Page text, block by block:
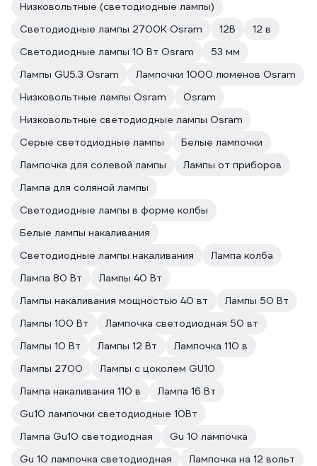
Низковольтные (светодиодные лампы)
Светодиодные лампы 2700K Osram
12В
12 в
Светодиодные лампы 10 Вт Osram
53 мм
Лампы GU5.3 Osram
Лампочки 1000 люменов Osram
Низковольтные лампы Osram
Osram
Низковольтные светодиодные лампы Osram
Серые светодиодные лампы
Белые лампочки
Лампочка для солевой лампы
Лампы от приборов
Лампа для соляной лампы
Светодиодные лампы в форме колбы
Белые лампы накаливания
Светодиодные лампы накаливания
Лампа колба
Лампа 80 Вт
Лампы 40 Вт
Лампы накаливания мощностью 40 вт
Лампы 50 Вт
Лампы 100 Вт
Лампочка светодиодная 50 вт
Лампы 10 Вт
Лампы 12 Вт
Лампочка 110 в
Лампы 2700
Лампы с цоколем GU10
Лампа накаливания 110 в
Лампа 16 Вт
Gu10 лампочки светодиодные 10Вт
Лампа Gu10 светодиодная
Gu 10 лампочка
Gu 10 лампочка светодиодная
Лампочка на 12 вольт